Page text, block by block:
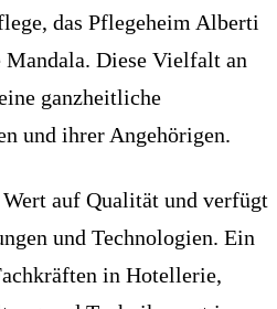
das Pflegeheim Alberti
Diese Vielfalt an
ganzheitliche
und ihrer Angehörigen.
auf Qualität und verfügt
und Technologien. Ein
in Hotellerie,